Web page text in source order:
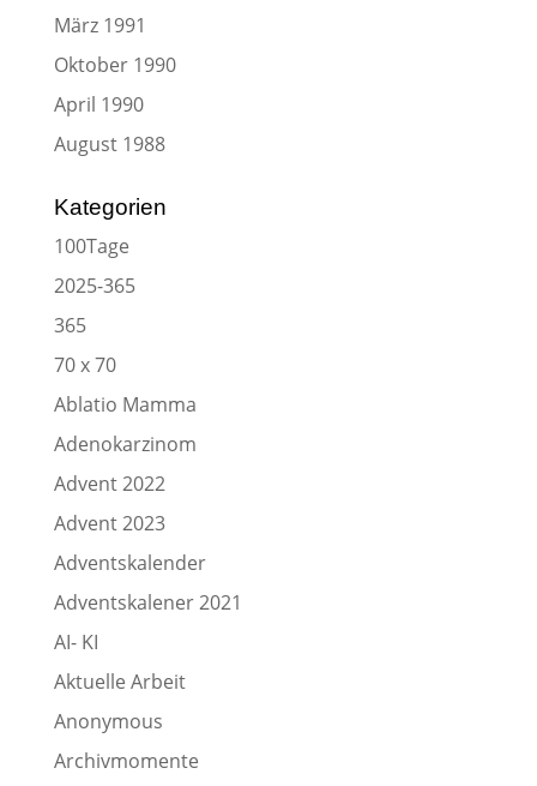
März 1991
Oktober 1990
April 1990
August 1988
Kategorien
100Tage
2025-365
365
70 x 70
Ablatio Mamma
Adenokarzinom
Advent 2022
Advent 2023
Adventskalender
Adventskalener 2021
AI- KI
Aktuelle Arbeit
Anonymous
Archivmomente